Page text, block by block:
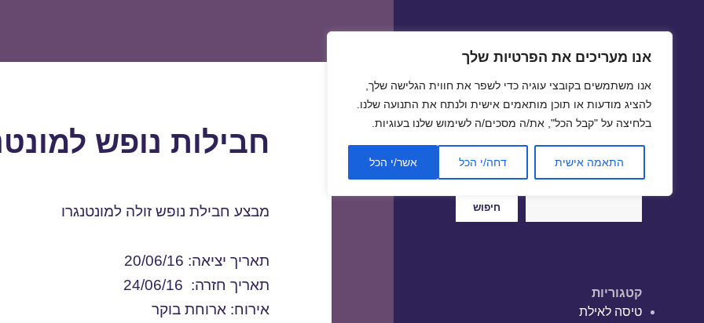
אנו מעריכים את הפרטיות שלך
אנו משתמשים בקובצי עוגיה כדי לשפר את חווית הגלישה שלך,
להציג מודעות או תוכן מותאמים אישית ולנתח את התנועה שלנו.
בלחיצה על "קבל הכל", את/ה מסכים/ה לשימוש שלנו בעוגיות.
התאמה אישית דחה/י הכל אשר/י הכל
טיסה זולה | טיסות זולות
חיפוש
חיפוש
קטגוריות
טיסה לאילת
חבילות נופש למונטנגרו 20/
מבצע חבילת נופש זולה למונטנגרו
תאריך יציאה: 20/06/16
תאריך חזרה: 24/06/16
אירוח: ארוחת בוקר